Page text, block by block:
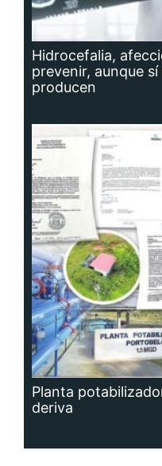
Hidrocefalia,
prevenir, aunque sí
producen
Planta
deriva